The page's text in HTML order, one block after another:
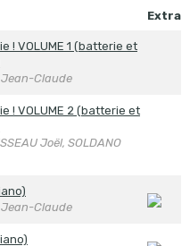
Extra
! VOLUME 1 (batterie et
Jean-Claude
! VOLUME 2 (batterie et
Joël, SOLDANO
Jean-Claude